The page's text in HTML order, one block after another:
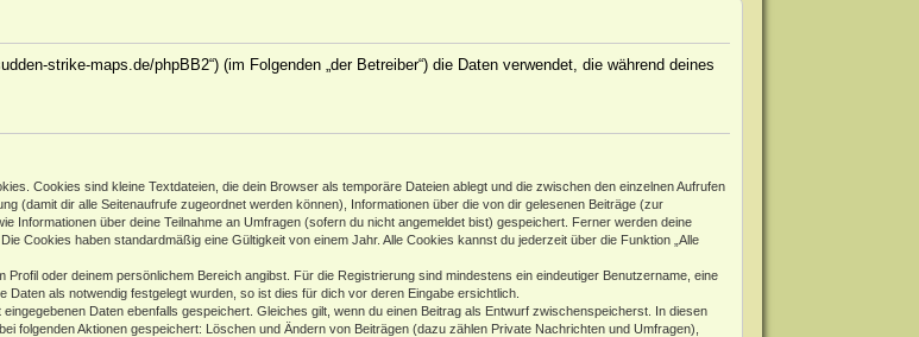
strike-maps.de/phpBB2“) (im Folgenden „der Betreiber“) die Daten verwendet, die während deines
Cookies sind kleine Textdateien, die dein Browser als temporäre Dateien ablegt und die zwischen den einzelnen Aufrufen
(damit dir alle Seitenaufrufe zugeordnet werden können), Informationen über die von dir gelesenen Beiträge (zur
Informationen über deine Teilnahme an Umfragen (sofern du nicht angemeldet bist) gespeichert. Ferner werden deine
Cookies haben standardmäßig eine Gültigkeit von einem Jahr. Alle Cookies kannst du jederzeit über die Funktion „Alle
oder deinem persönlichem Bereich angibst. Für die Registrierung sind mindestens ein eindeutiger Benutzername, eine
als notwendig festgelegt wurden, so ist dies für dich vor deren Eingabe ersichtlich.
Daten ebenfalls gespeichert. Gleiches gilt, wenn du einen Beitrag als Entwurf zwischenspeicherst. In diesen
folgenden Aktionen gespeichert: Löschen und Ändern von Beiträgen (dazu zählen Private Nachrichten und Umfragen),